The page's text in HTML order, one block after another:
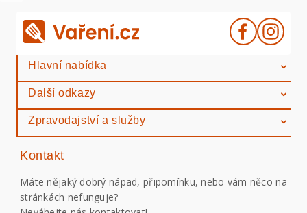
Hlavní nabídka
Další odkazy
Zpravodajství a služby
Kontakt
Máte nějaký dobrý nápad, připomínku, nebo vám něco na
stránkách nefunguje?